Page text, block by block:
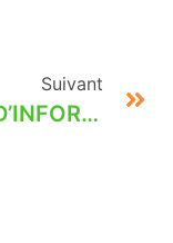
Suivant
NOTE D’INFORMATION N°002/RNC/CAB-PDT/ du 30/12/2024.